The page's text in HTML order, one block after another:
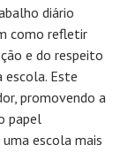
diário
como refletir
e do respeito
escola. Este
promovendo a
papel
escola mais